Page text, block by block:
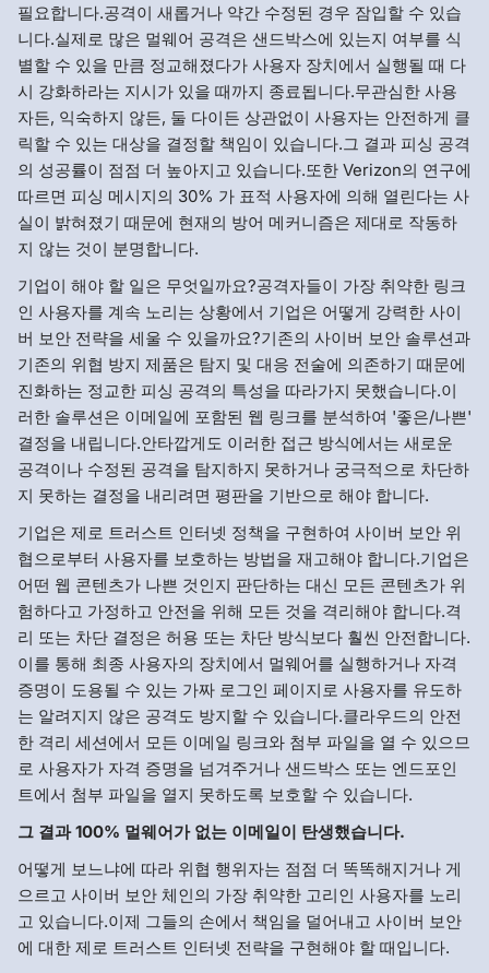
필요합니다.공격이 새롭거나 약간 수정된 경우 잠입할 수 있습
니다.실제로 많은 멀웨어 공격은 샌드박스에 있는지 여부를 식
별할 수 있을 만큼 정교해졌다가 사용자 장치에서 실행될 때 다
시 강화하라는 지시가 있을 때까지 종료됩니다.무관심한 사용
자든, 익숙하지 않든, 둘 다이든 상관없이 사용자는 안전하게 클
릭할 수 있는 대상을 결정할 책임이 있습니다.그 결과 피싱 공격
의 성공률이 점점 더 높아지고 있습니다.또한 Verizon의 연구에
따르면 피싱 메시지의 30% 가 표적 사용자에 의해 열린다는 사
실이 밝혀졌기 때문에 현재의 방어 메커니즘은 제대로 작동하
지 않는 것이 분명합니다.
기업이 해야 할 일은 무엇일까요?공격자들이 가장 취약한 링크
인 사용자를 계속 노리는 상황에서 기업은 어떻게 강력한 사이
버 보안 전략을 세울 수 있을까요?기존의 사이버 보안 솔루션과
기존의 위협 방지 제품은 탐지 및 대응 전술에 의존하기 때문에
진화하는 정교한 피싱 공격의 특성을 따라가지 못했습니다.이
러한 솔루션은 이메일에 포함된 웹 링크를 분석하여 '좋은/나쁜'
결정을 내립니다.안타깝게도 이러한 접근 방식에서는 새로운
공격이나 수정된 공격을 탐지하지 못하거나 궁극적으로 차단하
지 못하는 결정을 내리려면 평판을 기반으로 해야 합니다.
기업은 제로 트러스트 인터넷 정책을 구현하여 사이버 보안 위
협으로부터 사용자를 보호하는 방법을 재고해야 합니다.기업은
어떤 웹 콘텐츠가 나쁜 것인지 판단하는 대신 모든 콘텐츠가 위
험하다고 가정하고 안전을 위해 모든 것을 격리해야 합니다.격
리 또는 차단 결정은 허용 또는 차단 방식보다 훨씬 안전합니다.
이를 통해 최종 사용자의 장치에서 멀웨어를 실행하거나 자격
증명이 도용될 수 있는 가짜 로그인 페이지로 사용자를 유도하
는 알려지지 않은 공격도 방지할 수 있습니다.클라우드의 안전
한 격리 세션에서 모든 이메일 링크와 첨부 파일을 열 수 있으므
로 사용자가 자격 증명을 넘겨주거나 샌드박스 또는 엔드포인
트에서 첨부 파일을 열지 못하도록 보호할 수 있습니다.
그 결과 100% 멀웨어가 없는 이메일이 탄생했습니다.
어떻게 보느냐에 따라 위협 행위자는 점점 더 똑똑해지거나 게
으르고 사이버 보안 체인의 가장 취약한 고리인 사용자를 노리
고 있습니다.이제 그들의 손에서 책임을 덜어내고 사이버 보안
에 대한 제로 트러스트 인터넷 전략을 구현해야 할 때입니다.